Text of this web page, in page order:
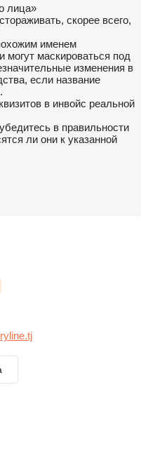
лица»
скорее всего,
именем
маскироваться под
изменения в
если название
в инвойс реальной
в правильности
ли они к указанной